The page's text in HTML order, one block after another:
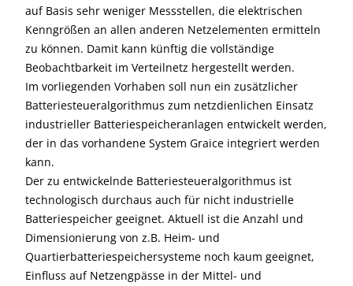
auf Basis sehr weniger Messstellen, die elektrischen
Kenngrößen an allen anderen Netzelementen ermitteln
zu können. Damit kann künftig die vollständige
Beobachtbarkeit im Verteilnetz hergestellt werden.
Im vorliegenden Vorhaben soll nun ein zusätzlicher
Batteriesteueralgorithmus zum netzdienlichen Einsatz
industrieller Batteriespeicheranlagen entwickelt werden,
der in das vorhandene System Graice integriert werden
kann.
Der zu entwickelnde Batteriesteueralgorithmus ist
technologisch durchaus auch für nicht industrielle
Batteriespeicher geeignet. Aktuell ist die Anzahl und
Dimensionierung von z.B. Heim- und
Quartierbatteriespeichersysteme noch kaum geeignet,
Einfluss auf Netzengpässe in der Mittel- und